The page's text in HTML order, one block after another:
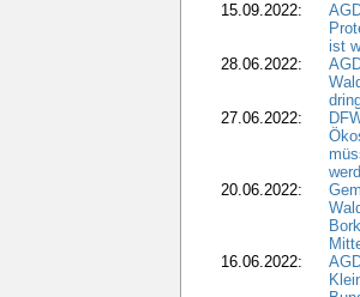
15.09.2022:
ist
28.06.2022:
27.06.2022:
20.06.2022:
16.06.2022: